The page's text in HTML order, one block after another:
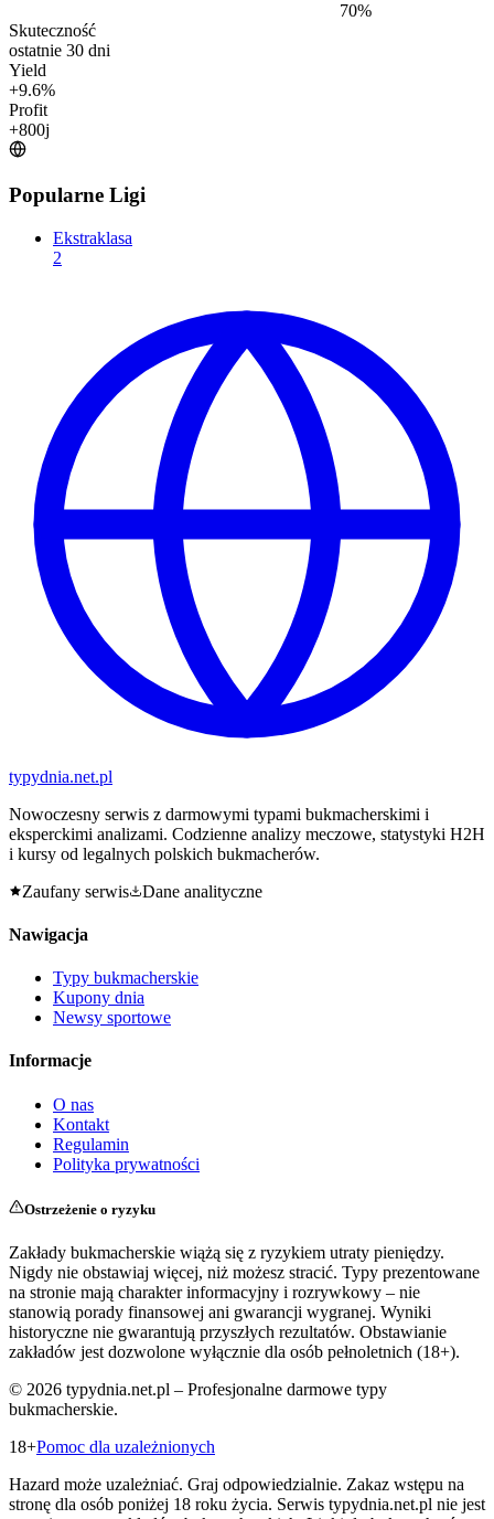
70%
Skuteczność
ostatnie 30 dni
Yield
+9.6%
Profit
+800j
Popularne Ligi
Ekstraklasa
2
typydnia.net.pl
Nowoczesny serwis z darmowymi typami bukmacherskimi i
eksperckimi analizami. Codzienne analizy meczowe, statystyki H2H
i kursy od legalnych polskich bukmacherów.
Zaufany serwis
Dane analityczne
Nawigacja
Typy bukmacherskie
Kupony dnia
Newsy sportowe
Informacje
O nas
Kontakt
Regulamin
Polityka prywatności
Ostrzeżenie o ryzyku
Zakłady bukmacherskie wiążą się z ryzykiem utraty pieniędzy.
Nigdy nie obstawiaj więcej, niż możesz stracić. Typy prezentowane
na stronie mają charakter informacyjny i rozrywkowy – nie
stanowią porady finansowej ani gwarancji wygranej. Wyniki
historyczne nie gwarantują przyszłych rezultatów. Obstawianie
zakładów jest dozwolone wyłącznie dla osób pełnoletnich (18+).
© 2026 typydnia.net.pl – Profesjonalne darmowe typy
bukmacherskie.
18+Pomoc dla uzależnionych
Hazard może uzależniać. Graj odpowiedzialnie. Zakaz wstępu na
stronę dla osób poniżej 18 roku życia. Serwis typydnia.net.pl nie jest